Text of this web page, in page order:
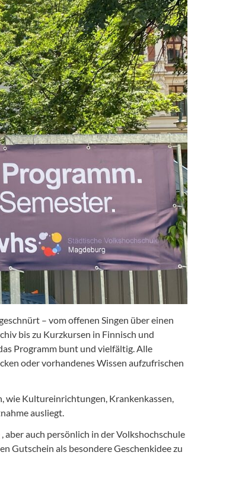
– vom offenen Singen über einen
bis zu Kurzkursen in Finnisch und
Programm bunt und vielfältig. Alle
oder vorhandenes Wissen aufzufrischen
wie Kultureinrichtungen, Krankenkassen,
ausliegt.
, aber auch persönlich in der Volkshochschule
Gutschein als besondere Geschenkidee zu